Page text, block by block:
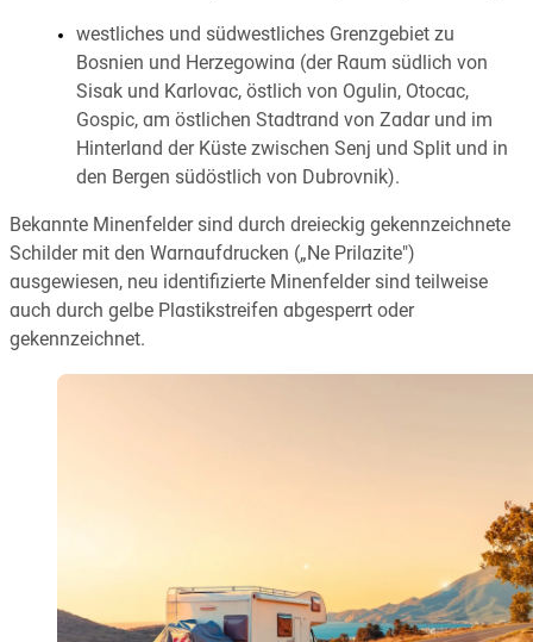
westliches und südwestliches Grenzgebiet zu
Bosnien und Herzegowina (der Raum südlich von
Sisak und Karlovac, östlich von Ogulin, Otocac,
Gospic, am östlichen Stadtrand von Zadar und im
Hinterland der Küste zwischen Senj und Split und in
den Bergen südöstlich von Dubrovnik).
Bekannte Minenfelder sind durch dreieckig gekennzeichnete
Schilder mit den Warnaufdrucken („Ne Prilazite")
ausgewiesen, neu identifizierte Minenfelder sind teilweise
auch durch gelbe Plastikstreifen abgesperrt oder
gekennzeichnet.